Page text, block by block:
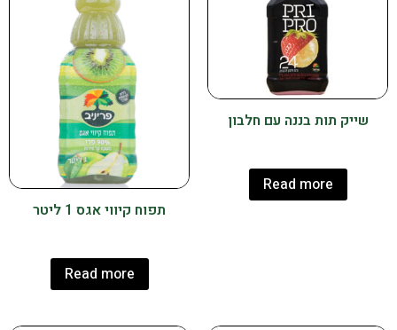
שייק תות בננה עם חלבון
Read more
תפוח קיווי אגס 1 ליטר
Read more